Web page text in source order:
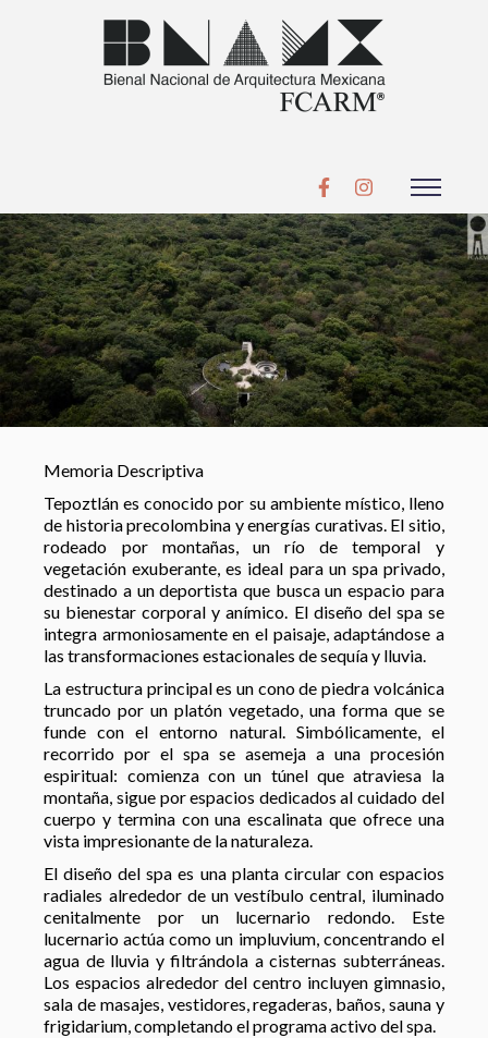
Memoria Descriptiva
Tepoztlán es conocido por su ambiente místico, lleno
de historia precolombina y energías curativas. El sitio,
rodeado por montañas, un río de temporal y
vegetación exuberante, es ideal para un spa privado,
destinado a un deportista que busca un espacio para
su bienestar corporal y anímico. El diseño del spa se
integra armoniosamente en el paisaje, adaptándose a
las transformaciones estacionales de sequía y lluvia.
La estructura principal es un cono de piedra volcánica
truncado por un platón vegetado, una forma que se
funde con el entorno natural. Simbólicamente, el
recorrido por el spa se asemeja a una procesión
espiritual: comienza con un túnel que atraviesa la
montaña, sigue por espacios dedicados al cuidado del
cuerpo y termina con una escalinata que ofrece una
vista impresionante de la naturaleza.
El diseño del spa es una planta circular con espacios
radiales alrededor de un vestíbulo central, iluminado
cenitalmente por un lucernario redondo. Este
lucernario actúa como un impluvium, concentrando el
agua de lluvia y filtrándola a cisternas subterráneas.
Los espacios alrededor del centro incluyen gimnasio,
sala de masajes, vestidores, regaderas, baños, sauna y
frigidarium, completando el programa activo del spa.